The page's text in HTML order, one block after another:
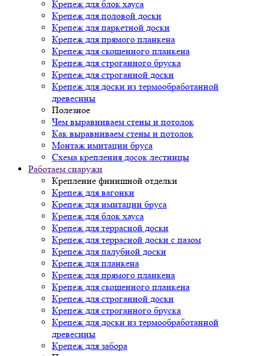
Крепеж для блок хауса
Крепеж для половой доски
Крепеж для паркетной доски
Крепеж для прямого планкена
Крепеж для скошенного планкена
Крепеж для строганного бруска
Крепеж для строганной доски
Крепеж для доски из термообработанной
древесины
Полезное
Чем выравниваем стены и потолок
Как выравниваем стены и потолок
Монтаж имитации бруса
Схема крепления досок лестницы
Работаем снаружи
Крепление финишной отделки
Крепеж для вагонки
Крепеж для имитации бруса
Крепеж для блок хауса
Крепеж для террасной доски
Крепеж для террасной доски с пазом
Крепеж для палубной доски
Крепеж для планкена
Крепеж для прямого планкена
Крепеж для скошенного планкена
Крепеж для строганной доски
Крепеж для строганного бруска
Крепеж для доски из термообработанной
древесины
Крепеж для забора